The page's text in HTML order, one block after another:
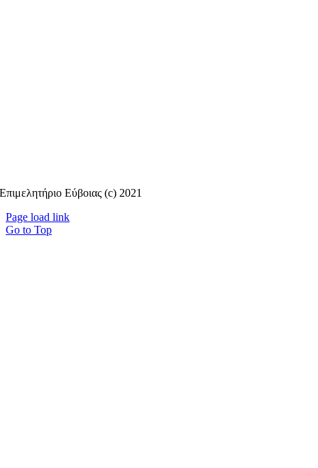
Επιμελητήριο Εύβοιας (c) 2021
Page load link
Go to Top